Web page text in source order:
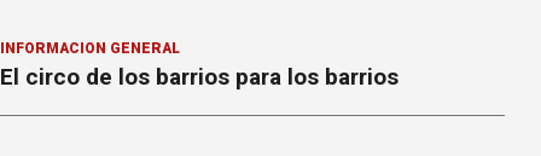
INFORMACION GENERAL
El circo de los barrios para los barrios